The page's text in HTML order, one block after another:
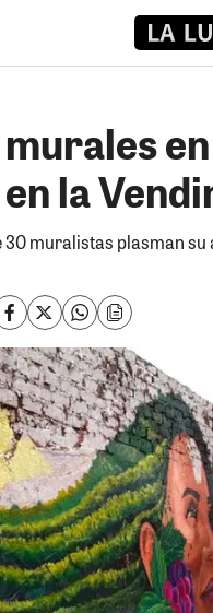
en
la
muralistas plasman